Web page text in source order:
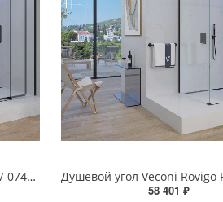
Душевой угол Veconi Rovigo RV-074B, 1200х900х1950 черный, стекло прозрачное
58 401 ₽